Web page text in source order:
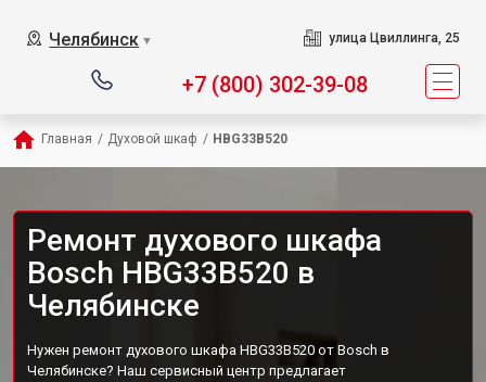
Челябинск ▼ улица Цвиллинга, 25
+7 (800) 302-39-08
Главная / Духовой шкаф / HBG33B520
Ремонт духового шкафа
Bosch HBG33B520 в
Челябинске
Нужен ремонт духового шкафа HBG33B520 от Bosch в
Челябинске? Наш сервисный центр предлагает